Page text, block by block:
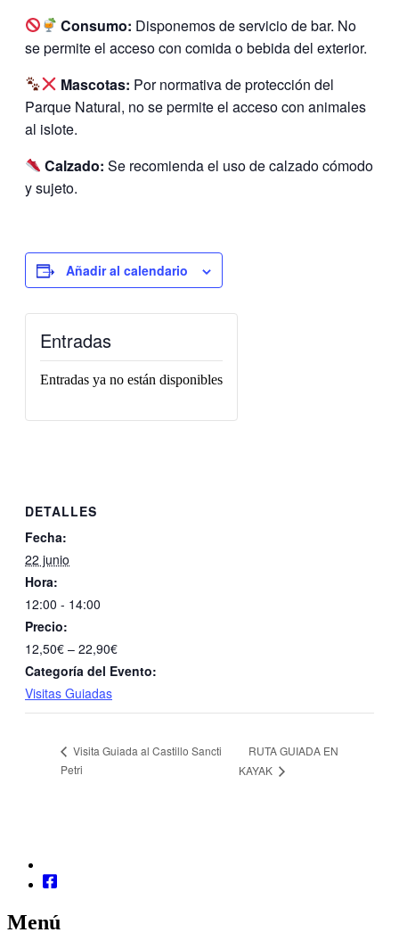
Consumo: Disponemos de servicio de bar. No
se permite el acceso con comida o bebida del exterior.
Mascotas: Por normativa de protección del
Parque Natural, no se permite el acceso con animales
al islote.
Calzado: Se recomienda el uso de calzado cómodo
y sujeto.
Añadir al calendario
DETALLES
Fecha:
22 junio
Hora:
12:00 - 14:00
Precio:
12,50€ – 22,90€
Categoría del Evento:
Visitas Guiadas
Entradas
Entradas ya no están disponibles
Visita Guiada al Castillo Sancti
Petri
RUTA GUIADA EN
KAYAK
Menú